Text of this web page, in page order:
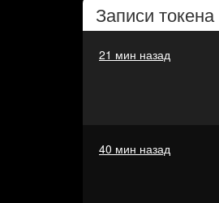
Записи токена
21 мин назад
40 мин назад